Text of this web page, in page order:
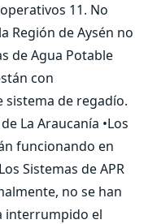
11. No
Región de Aysén no
de Agua Potable
con
de regadío.
La Araucanía •Los
funcionando en
Sistemas de APR
no se han
interrumpido el